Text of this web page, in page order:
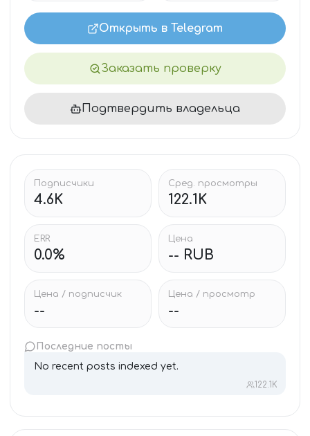
Открыть в Telegram
Заказать проверку
Подтвердить владельца
Подписчики
4.6K
Сред. просмотры
122.1K
ERR
0.0%
Цена
-- RUB
Цена / подписчик
--
Цена / просмотр
--
Последние посты
No recent posts indexed yet.
122.1K